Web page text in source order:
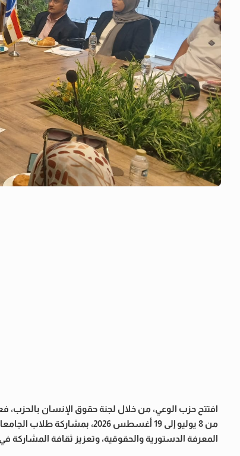
افتتح حزب الوعي، من خلال لجنة حقوق الإنسان بالحزب،
من 8 يوليو إلى 19 أغسطس
المعرفة الدستورية والحقوقية، وتعزيز ثقافة المشاركة